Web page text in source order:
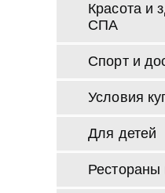
Красота и
СПА
Спорт и
Условия
Для детей
Рестораны